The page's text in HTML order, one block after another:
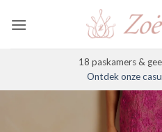
naar
18 paskamers &
Ontdek onze